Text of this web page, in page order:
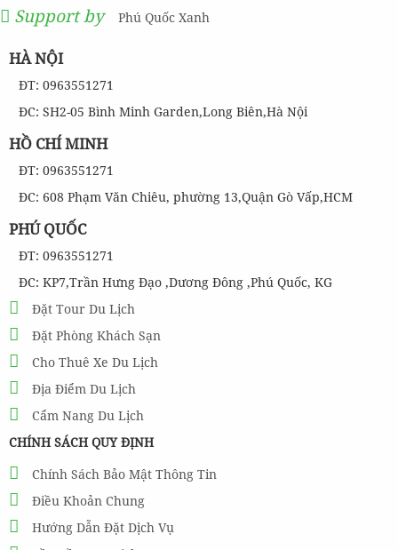
Support by Phú Quốc Xanh
HÀ NỘI
ĐT: 0963551271
ĐC: SH2-05 Bình Minh Garden,Long Biên,Hà Nội
HỒ CHÍ MINH
ĐT: 0963551271
ĐC: 608 Phạm Văn Chiêu, phường 13,Quận Gò Vấp,HCM
PHÚ QUỐC
ĐT: 0963551271
ĐC: KP7,Trần Hưng Đạo ,Dương Đông ,Phú Quốc, KG
Đặt Tour Du Lịch
Đặt Phòng Khách Sạn
Cho Thuê Xe Du Lịch
Địa Điểm Du Lịch
Cẩm Nang Du Lịch
CHÍNH SÁCH QUY ĐỊNH
Chính Sách Bảo Mật Thông Tin
Điều Khoản Chung
Hướng Dẫn Đặt Dịch Vụ